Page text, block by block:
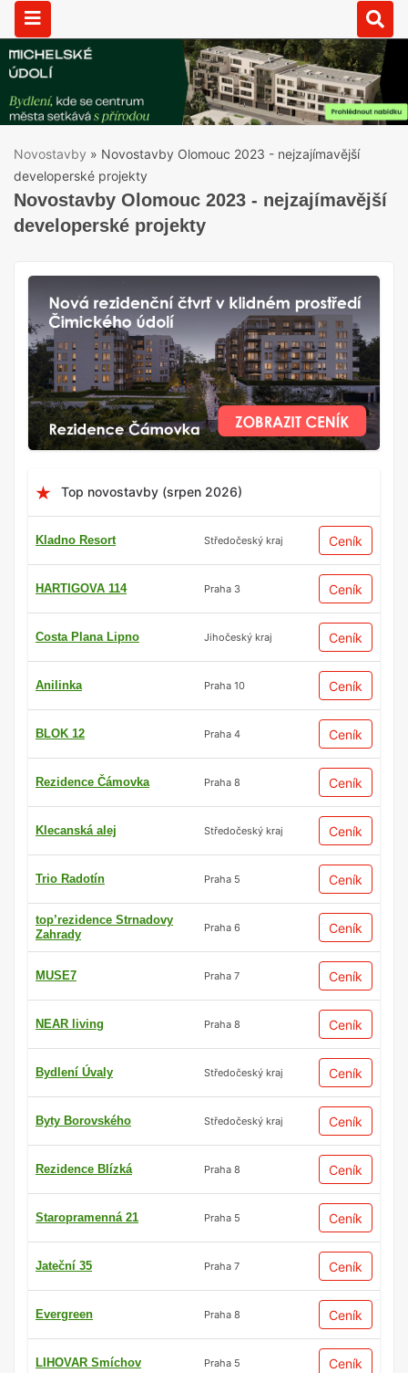
Novostavby » Novostavby Olomouc 2023 - nejzajímavější
developerské projekty
Novostavby Olomouc 2023 - nejzajímavější
developerské projekty
Top novostavby (srpen 2026)
Kladno Resort Středočeský kraj Ceník
HARTIGOVA 114 Praha 3 Ceník
Costa Plana Lipno Jihočeský kraj Ceník
Anilinka Praha 10 Ceník
BLOK 12 Praha 4 Ceník
Rezidence Čámovka Praha 8 Ceník
Klecanská alej Středočeský kraj Ceník
Trio Radotín Praha 5 Ceník
top’rezidence Strnadovy
Zahrady
Praha 6 Ceník
MUSE7 Praha 7 Ceník
NEAR living Praha 8 Ceník
Bydlení Úvaly Středočeský kraj Ceník
Byty Borovského Středočeský kraj Ceník
Rezidence Blízká Praha 8 Ceník
Staropramenná 21 Praha 5 Ceník
Jateční 35 Praha 7 Ceník
Evergreen Praha 8 Ceník
LIHOVAR Smíchov Praha 5 Ceník